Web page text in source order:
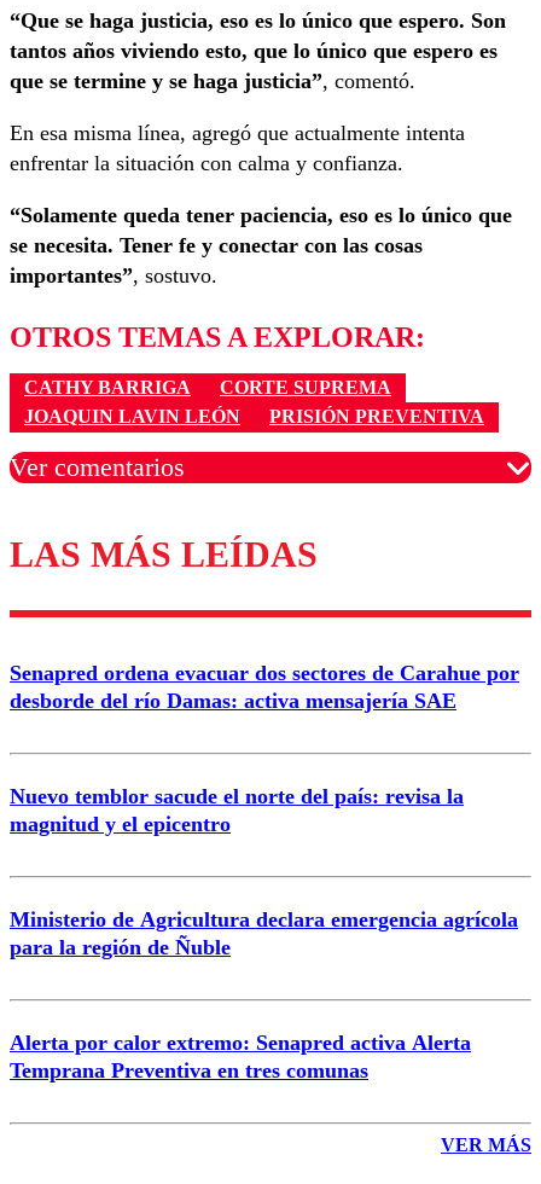
“Que se haga justicia, eso es lo único que espero. Son
tantos años viviendo esto, que lo único que espero es
que se termine y se haga justicia”, comentó.
En esa misma línea, agregó que actualmente intenta
enfrentar la situación con calma y confianza.
“Solamente queda tener paciencia, eso es lo único que
se necesita. Tener fe y conectar con las cosas
importantes”, sostuvo.
OTROS TEMAS A EXPLORAR:
CATHY BARRIGA
CORTE SUPREMA
JOAQUIN LAVIN LEÓN
PRISIÓN PREVENTIVA
Ver comentarios
Los comentarios son moderados para garantizar un
diálogo respetuoso.
Nombre
Correo
LAS MÁS LEÍDAS
Senapred ordena evacuar dos sectores de Carahue por
desborde del río Damas: activa mensajería SAE
Nuevo temblor sacude el norte del país: revisa la
magnitud y el epicentro
Ministerio de Agricultura declara emergencia agrícola
para la región de Ñuble
Alerta por calor extremo: Senapred activa Alerta
Temprana Preventiva en tres comunas
VER MÁS